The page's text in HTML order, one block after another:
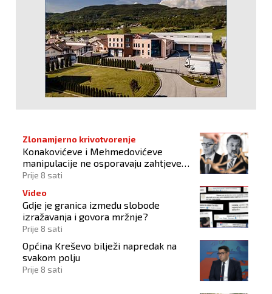
Zlonamjerno krivotvorenje
Konakovićeve i Mehmedovićeve
manipulacije ne osporavaju zahtjeve
Hrvata
Prije 8 sati
Video
Gdje je granica između slobode
izražavanja i govora mržnje?
Prije 8 sati
Općina Kreševo bilježi napredak na
svakom polju
Prije 8 sati